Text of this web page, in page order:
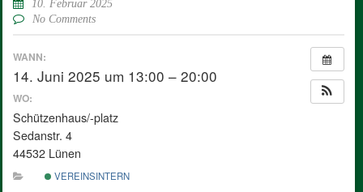
10. Februar 2025
No Comments
WANN:
14. Juni 2025 um 13:00 – 20:00
WO:
Schützenhaus/-platz
Sedanstr. 4
44532 Lünen
VEREINSINTERN